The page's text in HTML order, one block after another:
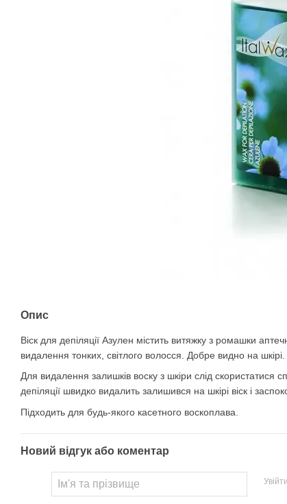
Опис
Віск для депіляції Азулен містить витяжку з ромашки
видалення тонких, світлого волосся. Добре видно на шкірі.
Для видалення залишків воску з шкіри слід скористатися
депіляції швидко видалить залишився на шкірі віск і
Підходить для будь-якого касетного воскоплава.
Новий відгук або коментар